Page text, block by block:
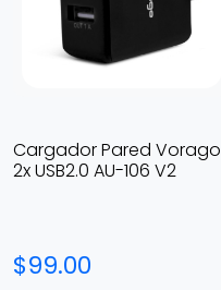
Cargador Pared Vorago
2x USB2.0 AU-106 V2
$99.00